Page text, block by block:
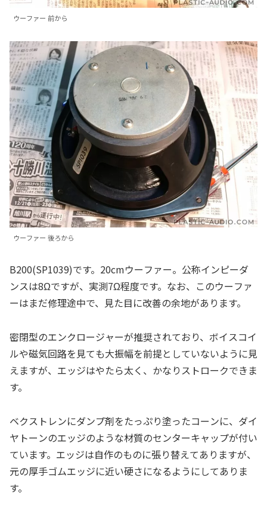
ウーファー 前から
ウーファー 後ろから
B200(SP1039)です。20cmウーファー。公称インピーダ
ンスは8Ωですが、実測7Ω程度です。なお、このウーファ
ーはまだ修理途中で、見た目に改善の余地があります。
密閉型のエンクロージャーが推奨されており、ボイスコイ
ルや磁気回路を見ても大振幅を前提としていないように見
えますが、エッジはやたら太く、かなりストロークできま
す。
ベクストレンにダンプ剤をたっぷり塗ったコーンに、ダイ
ヤトーンのエッジのような材質のセンターキャップが付い
ています。エッジは自作のものに張り替えてありますが、
元の厚手ゴムエッジに近い硬さになるようにしてありま
す。